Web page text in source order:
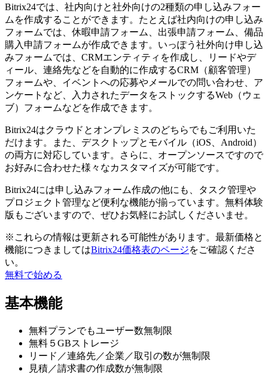
Bitrix24では、社内向けと社外向けの2種類の申し込みフォー
ムを作成することができます。たとえば社内向けの申し込み
フォームでは、休暇申請フォーム、出張申請フォーム、備品
購入申請フォームが作成できます。いっぽう社外向け申し込
みフォームでは、CRMエンティティを作成し、リードやデ
ィール、連絡先などを自動的に作成するCRM（顧客管理）
フォームや、イベントへの応募やメールでの問い合わせ、ア
ンケートなど、入力されたデータをストックするWeb（ウェ
ブ）フォームなどを作成できます。
Bitrix24はクラウドとオンプレミスのどちらでもご利用いた
だけます。また、デスクトップとモバイル（iOS、Android）
の両方に対応しています。さらに、オープンソースですので
お好みに合わせた様々なカスタマイズが可能です。
Bitrix24には申し込みフォーム作成の他にも、タスク管理や
プロジェクト管理など便利な機能が揃っています。無料体験
版もございますので、ぜひお気軽にお試しくださいませ。
※これらの情報は更新される可能性があります。最新価格と
機能につきましてはBitrix24価格表のページをご確認くださ
い。
無料で始める
基本機能
無料プランでもユーザー数無制限
無料５GBストレージ
リード／連絡先／企業／取引の数が無制限
見積／請求書の作成数が無制限